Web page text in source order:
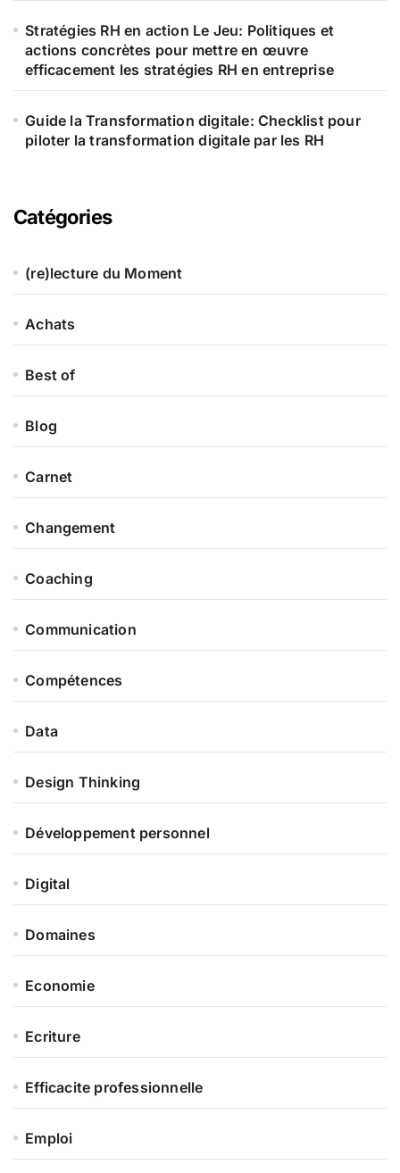
Stratégies RH en action Le Jeu: Politiques et
actions concrètes pour mettre en œuvre
efficacement les stratégies RH en entreprise
Guide la Transformation digitale: Checklist pour
piloter la transformation digitale par les RH
Catégories
(re)lecture du Moment
Achats
Best of
Blog
Carnet
Changement
Coaching
Communication
Compétences
Data
Design Thinking
Développement personnel
Digital
Domaines
Economie
Ecriture
Efficacite professionnelle
Emploi